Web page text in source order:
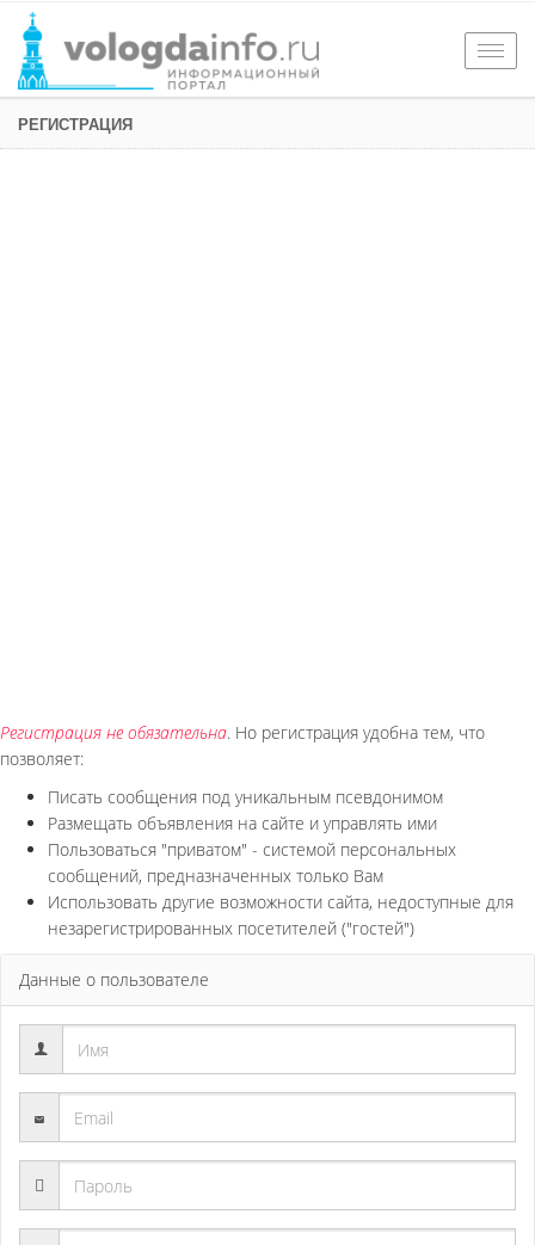
РЕГИСТРАЦИЯ
Регистрация не обязательна. Но регистрация удобна тем, что
позволяет:
Писать сообщения под уникальным псевдонимом
Размещать объявления на сайте и управлять ими
Пользоваться "приватом" - системой персональных
сообщений, предназначенных только Вам
Использовать другие возможности сайта, недоступные для
незарегистрированных посетителей ("гостей")
Данные о пользователе